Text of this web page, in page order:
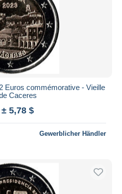
Euros commémorative - Vieille
Caceres
± 5,78 $
Gewerblicher Händler